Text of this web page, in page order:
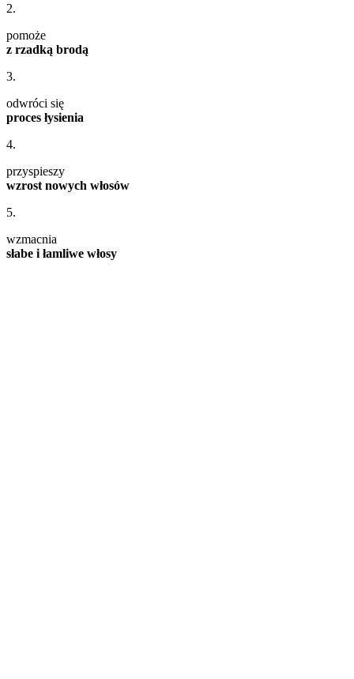
2.
pomoże
z rzadką brodą
3.
odwróci się
proces łysienia
4.
przyspieszy
wzrost nowych włosów
5.
wzmacnia
słabe i łamliwe włosy